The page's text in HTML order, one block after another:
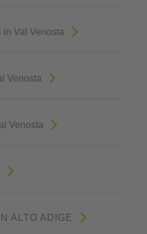
in Val Venosta
Venosta
Venosta
ALTO ADIGE